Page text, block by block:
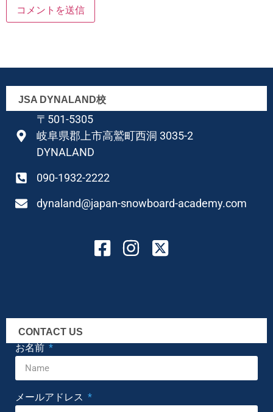
JSA DYNALAND校
〒501-5305
岐阜県郡上市高鷲町西洞 3035-2
DYNALAND
090-1932-2222
dynaland@japan-snowboard-academy.com
CONTACT US
お名前
メールアドレス